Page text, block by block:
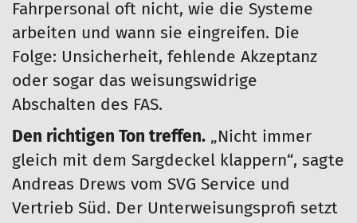
Fahrpersonal oft nicht, wie die Systeme
arbeiten und wann sie eingreifen. Die
Folge: Unsicherheit, fehlende Akzeptanz
oder sogar das weisungswidrige
Abschalten des FAS.
Den richtigen Ton treffen. „Nicht immer
gleich mit dem Sargdeckel klappern“, sagte
Andreas Drews vom SVG Service und
Vertrieb Süd. Der Unterweisungsprofi setzt